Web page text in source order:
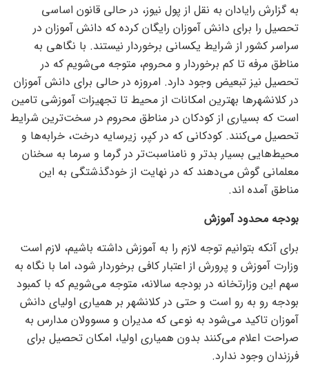
به گزارش رایادان به نقل از پول نیوز، در حالی قانون اساسی
تحصیل را برای دانش آموزان رایگان کرده که دانش آموزان در
سراسر کشور از شرایط یکسانی برخوردار نیستند. با نگاهی به
مناطق مرفه تا کم برخوردار و محروم، متوجه می‌شویم که در
تحصیل نیز تبعیض وجود دارد. امروزه در حالی برای دانش آموزان
در کلانشهر‌ها بهترین امکانات از محیط تا تجهیزات آموزشی تامین
است که بسیاری از کودکان در مناطق محروم در سخت‌ترین شرایط
تحصیل می‌کنند. کودکانی که در کپر، زیرسایه درخت، خرابه‌ها و
محیط‌هایی بسیار بدتر و نامناسبت‌تر در گرما و سرما به سخنان
معلمانی گوش می‌دهند که در نهایت از خودگذشتگی به این
مناطق آمده اند.
بودجه محدود آموزش
برای آنکه بتوانیم توجه لازم را به آموزش داشته باشیم، لازم است
وزارت آموزش و پرورش از اعتبار کافی برخوردار شود، اما با نگاه به
سهم این وزارتخانه در بودجه سالانه، متوجه می‌شویم که با کمبود
بودجه رو به رو است و حتی در کلانشهر بر همیاری اولیای دانش
آموزان تاکید می‌شود به نوعی که مدیران و مسوولان مدارس به
صراحت اعلام می‌کنند بدون همیاری اولیا، امکان تحصیل برای
فرزندان وجود ندارد.